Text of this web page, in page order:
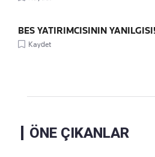
BES YATIRIMCISININ YANILGISI!
Kaydet
ÖNE ÇIKANLAR